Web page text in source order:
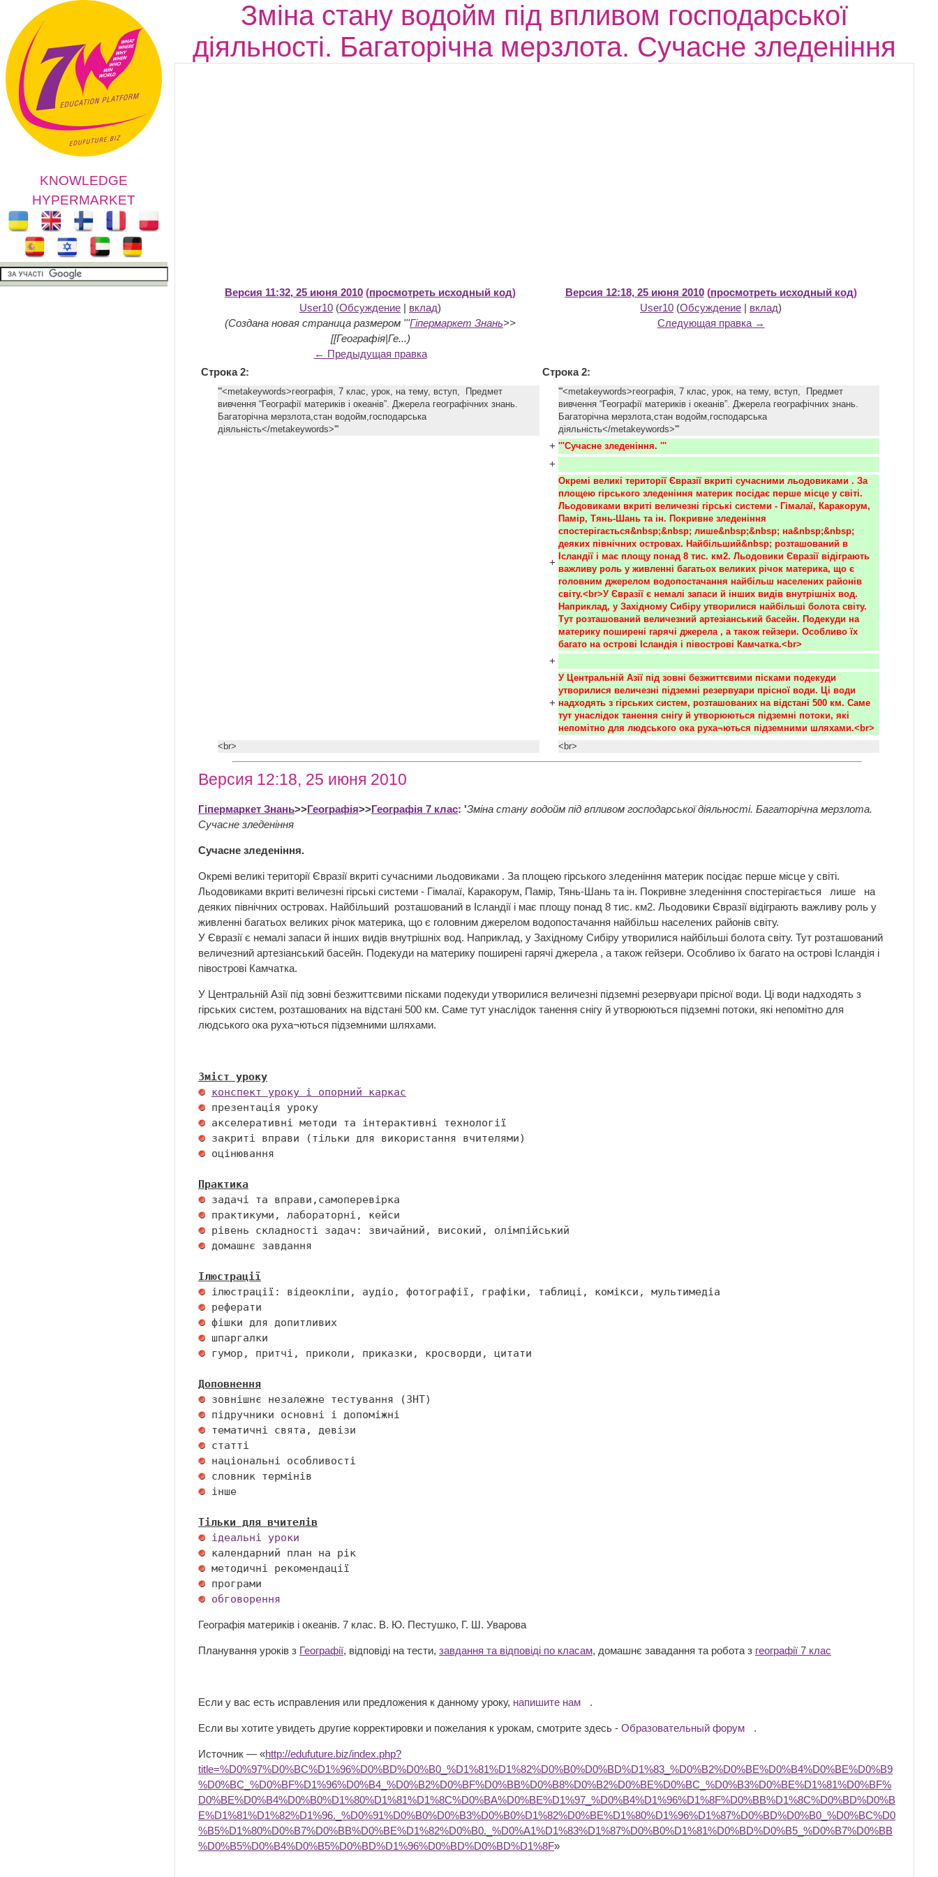
KNOWLEDGE
HYPERMARKET
Зміна стану водойм під впливом господарської
діяльності. Багаторічна мерзлота. Сучасне зледеніння
Версия 11:32, 25 июня 2010 (просмотреть исходный код)
User10 (Обсуждение | вклад)
(Создана новая страница размером '''Гіпермаркет Знань>>
[[Географія|Ге...)
← Предыдущая правка
Версия 12:18, 25 июня 2010(просмотреть исходный код)
User10 (Обсуждение | вклад)
Следующая правка →
Строка 2: Строка 2:
'''<metakeywords>географія, 7 клас, урок, на тему, вступ, Предмет
вивчення “Географії материків і океанів”. Джерела географічних знань.
Багаторічна мерзлота,стан водойм,господарська
діяльність</metakeywords>'''
'''<metakeywords>географія, 7 клас, урок, на тему, вступ, Предмет
вивчення “Географії материків і океанів”. Джерела географічних знань.
Багаторічна мерзлота,стан водойм,господарська
діяльність</metakeywords>'''
+ '''Сучасне зледеніння. '''
+
+
Окремі великі території Євразії вкриті сучасними льодовиками . За
площею гірського зледеніння материк посідає перше місце у світі.
Льодовиками вкриті величезні гірські системи - Гімалаї, Каракорум,
Памір, Тянь-Шань та ін. Покривне зледеніння
спостерігається&nbsp;&nbsp; лише&nbsp;&nbsp; на&nbsp;&nbsp;
деяких північних островах. Найбільший&nbsp; розташований в
Ісландії і має площу понад 8 тис. км2. Льодовики Євразії відіграють
важливу роль у живленні багатьох великих річок материка, що є
головним джерелом водопостачання найбільш населених районів
світу.<br>У Євразії є немалі запаси й інших видів внутрішніх вод.
Наприклад, у Західному Сибіру утворилися найбільші болота світу.
Тут розташований величезний артезіанський басейн. Подекуди на
материку поширені гарячі джерела , а також гейзери. Особливо їх
багато на острові Ісландія і півострові Камчатка.<br>
+
+
У Центральній Азії під зовні безжиттєвими пісками подекуди
утворилися величезні підземні резервуари прісної води. Ці води
надходять з гірських систем, розташованих на відстані 500 км. Саме
тут унаслідок танення снігу й утворюються підземні потоки, які
непомітно для людського ока руха¬ються підземними шляхами.<br>
<br>
<br>
Версия 12:18, 25 июня 2010
Гіпермаркет Знань>>Географія>>Географія 7 клас: 'Зміна стану водойм під впливом господарської діяльності. Багаторічна мерзлота.
Сучасне зледеніння
Сучасне зледеніння.
Окремі великі території Євразії вкриті сучасними льодовиками . За площею гірського зледеніння материк посідає перше місце у світі.
Льодовиками вкриті величезні гірські системи - Гімалаї, Каракорум, Памір, Тянь-Шань та ін. Покривне зледеніння спостерігається лише на
деяких північних островах. Найбільший розташований в Ісландії і має площу понад 8 тис. км2. Льодовики Євразії відіграють важливу роль у
живленні багатьох великих річок материка, що є головним джерелом водопостачання найбільш населених районів світу.
У Євразії є немалі запаси й інших видів внутрішніх вод. Наприклад, у Західному Сибіру утворилися найбільші болота світу. Тут розташований
величезний артезіанський басейн. Подекуди на материку поширені гарячі джерела , а також гейзери. Особливо їх багато на острові Ісландія і
півострові Камчатка.
У Центральній Азії під зовні безжиттєвими пісками подекуди утворилися величезні підземні резервуари прісної води. Ці води надходять з
гірських систем, розташованих на відстані 500 км. Саме тут унаслідок танення снігу й утворюються підземні потоки, які непомітно для
людського ока руха¬ються підземними шляхами.
Зміст уроку
конспект уроку і опорний каркас
оцінювання
Практика
домашнє завдання
Ілюстрації
гумор, притчі, приколи, приказки, кросворди, цитати
Доповнення
інше
Тільки для вчителів
ідеальні уроки
обговорення
Географія материків і океанів. 7 клас. В. Ю. Пестушко, Г. Ш. Уварова
Планування уроків з Географії, відповіді на тести, завдання та відповіді по класам, домашнє завадання та робота з географії 7 клас
Если у вас есть исправления или предложения к данному уроку, напишите нам .
Если вы хотите увидеть другие корректировки и пожелания к урокам, смотрите здесь - Образовательный форум .
Источник — «http://edufuture.biz/index.php?
title=%D0%97%D0%BC%D1%96%D0%BD%D0%B0_%D1%81%D1%82%D0%B0%D0%BD%D1%83_%D0%B2%D0%BE%D0%B4%D0%BE%D0%B9
%D0%BC_%D0%BF%D1%96%D0%B4_%D0%B2%D0%BF%D0%BB%D0%B8%D0%B2%D0%BE%D0%BC_%D0%B3%D0%BE%D1%81%D0%BF%
D0%BE%D0%B4%D0%B0%D1%80%D1%81%D1%8C%D0%BA%D0%BE%D1%97_%D0%B4%D1%96%D1%8F%D0%BB%D1%8C%D0%BD%D0%B
E%D1%81%D1%82%D1%96._%D0%91%D0%B0%D0%B3%D0%B0%D1%82%D0%BE%D1%80%D1%96%D1%87%D0%BD%D0%B0_%D0%BC%D0
%B5%D1%80%D0%B7%D0%BB%D0%BE%D1%82%D0%B0._%D0%A1%D1%83%D1%87%D0%B0%D1%81%D0%BD%D0%B5_%D0%B7%D0%BB
%D0%B5%D0%B4%D0%B5%D0%BD%D1%96%D0%BD%D0%BD%D1%8F»